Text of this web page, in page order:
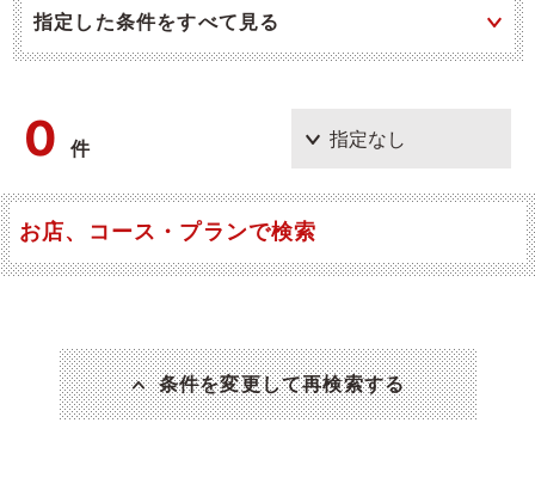
指定した条件をすべて見る
0件
お店、コース・プランで検索
条件を変更して再検索する